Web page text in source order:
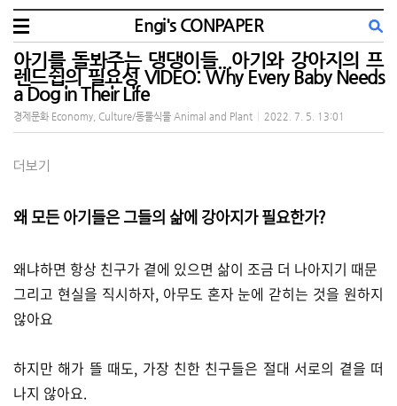
Engi's CONPAPER
아기를 돌봐주는 댕댕이들...아기와 강아지의 프
렌드쉽의 필요성 VIDEO: Why Every Baby Needs
a Dog in Their Life
경제문화 Economy, Culture/동물식물 Animal and Plant 2022. 7. 5. 13:01
더보기
왜 모든 아기들은 그들의 삶에 강아지가 필요한가?
왜냐하면 항상 친구가 곁에 있으면 삶이 조금 더 나아지기 때문
그리고 현실을 직시하자, 아무도 혼자 눈에 갇히는 것을 원하지
않아요
하지만 해가 뜰 때도, 가장 친한 친구들은 절대 서로의 곁을 떠
나지 않아요.